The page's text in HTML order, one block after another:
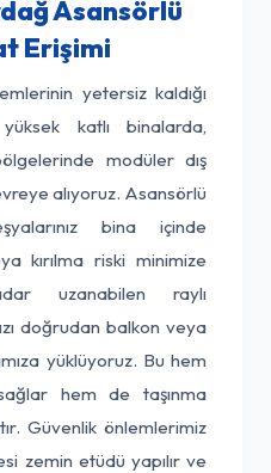
Asansörlü
Erişimi
yetersiz kaldığı
katlı binalarda,
modüler dış
alıyoruz. Asansörlü
bina içinde
kırılma riski minimize
uzanabilen raylı
doğrudan balkon veya
yüklüyoruz. Bu hem
hem de taşınma
Güvenlik önlemlerimiz
zemin etüdü yapılır ve